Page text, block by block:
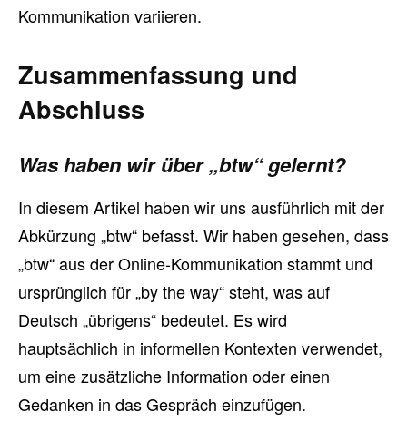
Kommunikation variieren.
Zusammenfassung und
Abschluss
Was haben wir über „btw“ gelernt?
In diesem Artikel haben wir uns ausführlich mit der
Abkürzung „btw“ befasst. Wir haben gesehen, dass
„btw“ aus der Online-Kommunikation stammt und
ursprünglich für „by the way“ steht, was auf
Deutsch „übrigens“ bedeutet. Es wird
hauptsächlich in informellen Kontexten verwendet,
um eine zusätzliche Information oder einen
Gedanken in das Gespräch einzufügen.